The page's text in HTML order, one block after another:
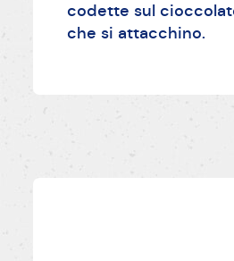
codette sul
che si attacchino.